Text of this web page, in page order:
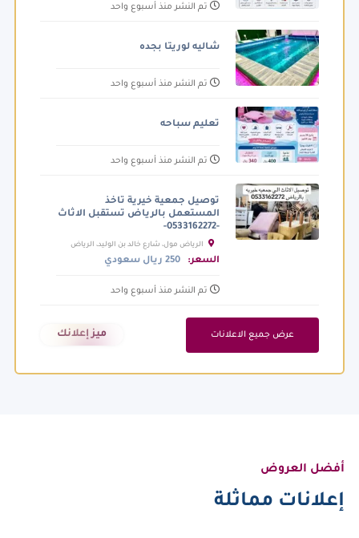
تم النشر منذ أسبوع واحد
شاليه لوريتا بجده
تم النشر منذ أسبوع واحد
تعليم سباحه
تم النشر منذ أسبوع واحد
توصيل جمعية خيرية تاخذ
المستعمل بالرياض تستقبل الاثاث
-0533162272-
الرياض مول، شارع خالد بن الوليد، الرياض
السعودية
السعر: 250 ريال سعودي
تم النشر منذ أسبوع واحد
عرض جميع الاعلانات ميز إعلانك
أفضل العروض
إعلانات مماثلة